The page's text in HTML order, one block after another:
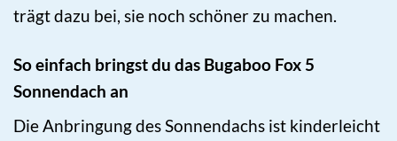
trägt dazu bei, sie noch schöner zu machen.
So einfach bringst du das Bugaboo Fox 5
Sonnendach an
Die Anbringung des Sonnendachs ist kinderleicht